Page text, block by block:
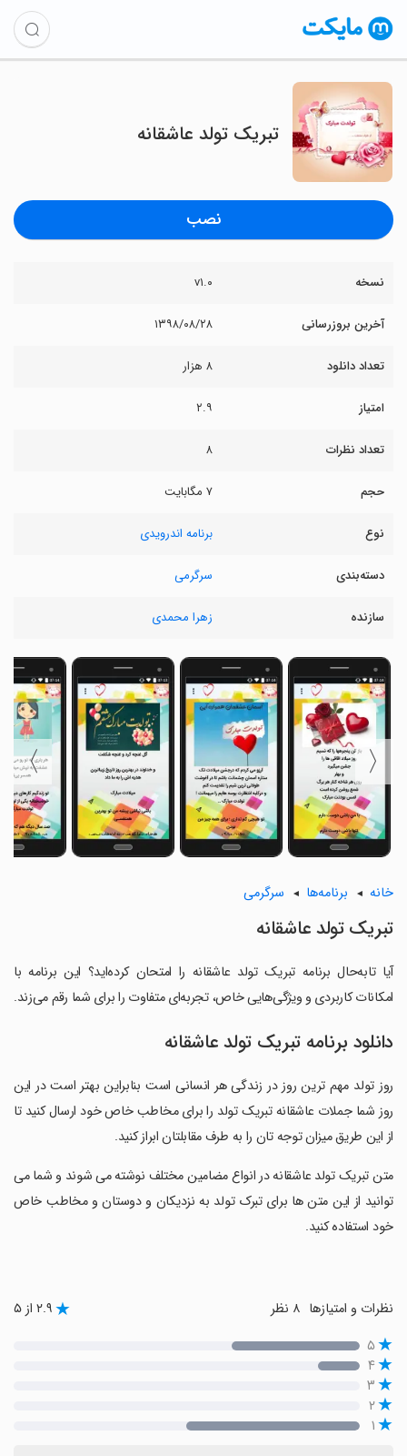
تبریک تولد عاشقانه
نصب
نسخه v۱.۰
آخرین بروزرسانی ۱۳۹۸/۰۸/۲۸
تعداد دانلود ۸ هزار
امتیاز ۲.۹
تعداد نظرات ۸
حجم ۷ مگابایت
نوع برنامه اندرویدی
دسته‌بندی سرگرمی
سازنده زهرا محمدی
〈
〉
خانه برنامه‌ها سرگرمی
تبریک تولد عاشقانه
آیا تابه‌حال برنامه تبریک تولد عاشقانه را امتحان کرده‌اید؟ این برنامه با
امکانات کاربردی و ویژگی‌هایی خاص، تجربه‌ای متفاوت را برای شما رقم می‌زند.
دانلود برنامه تبریک تولد عاشقانه
روز تولد مهم ترین روز در زندگی هر انسانی است بنابراین بهتر است در این
روز شما جملات عاشقانه تبریک تولد را برای مخاطب خاص خود ارسال کنید تا
از این طریق میزان توجه تان را به طرف مقابلتان ابراز کنید.
‏متن تبریک تولد عاشقانه در انواع مضامین مختلف نوشته می شوند و شما می
توانید از این متن ها برای تبرک تولد به نزدیکان و دوستان و مخاطب خاص
خود استفاده کنید.
نظرات و امتیازها ۲.۹ از ۵
۵
۴
۳
۲
۱